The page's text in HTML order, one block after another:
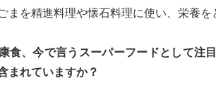
まを精進料理や懐石料理に使い、栄養を
食、今で言うスーパーフードとして注
まれていますか？